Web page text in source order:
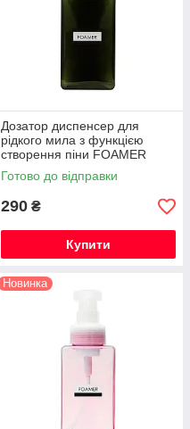
Дозатор диспенсер для
рідкого мила з функцією
створення піни FOAMER
450мл темно-зелений
Готово до відправки
290 ₴
Купити
Новинка